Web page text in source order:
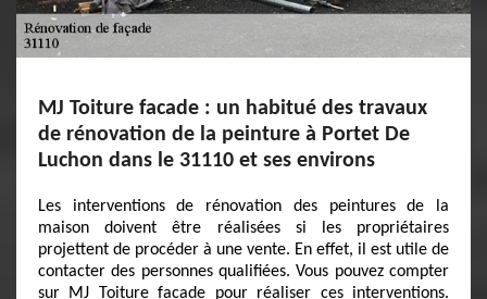
MJ Toiture facade : un habitué des travaux
de rénovation de la peinture à Portet De
Luchon dans le 31110 et ses environs
Les interventions de rénovation des peintures de la
maison doivent être réalisées si les propriétaires
projettent de procéder à une vente. En effet, il est utile de
contacter des personnes qualifiées. Vous pouvez compter
sur MJ Toiture facade pour réaliser ces interventions.